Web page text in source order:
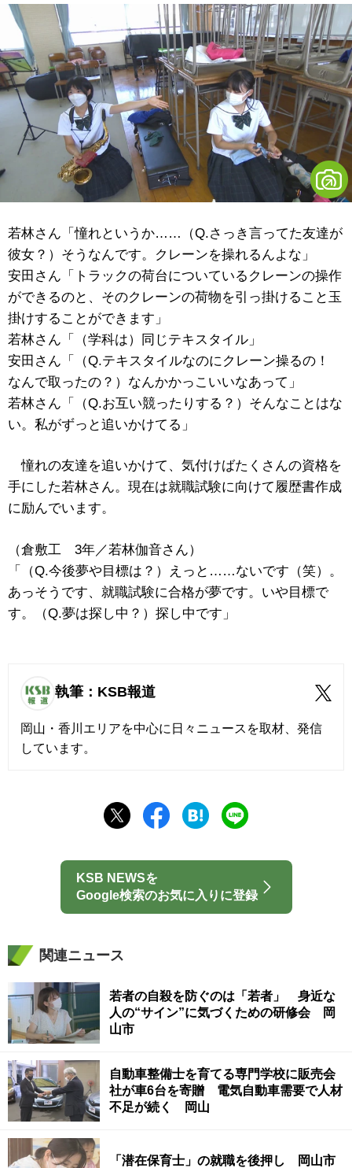
若林さん「憧れというか……（Q.さっき言ってた友達が
彼女？）そうなんです。クレーンを操れるんよな」
安田さん「トラックの荷台についているクレーンの操作
ができるのと、そのクレーンの荷物を引っ掛けること玉
掛けすることができます」
若林さん「（学科は）同じテキスタイル」
安田さん「（Q.テキスタイルなのにクレーン操るの！
なんで取ったの？）なんかかっこいいなあって」
若林さん「（Q.お互い競ったりする？）そんなことはな
い。私がずっと追いかけてる」
憧れの友達を追いかけて、気付けばたくさんの資格を
手にした若林さん。現在は就職試験に向けて履歴書作成
に励んでいます。
（倉敷工 3年／若林伽音さん）
「（Q.今後夢や目標は？）えっと……ないです（笑）。
あっそうです、就職試験に合格が夢です。いや目標で
す。（Q.夢は探し中？）探し中です」
執筆：KSB報道
岡山・香川エリアを中心に日々ニュースを取材、発信
しています。
KSB NEWSを
Google検索のお気に入りに登録
関連ニュース
若者の自殺を防ぐのは「若者」 身近な
人の“サイン”に気づくための研修会 岡
山市
自動車整備士を育てる専門学校に販売会
社が車6台を寄贈 電気自動車需要で人材
不足が続く 岡山
「潜在保育士」の就職を後押し 岡山市